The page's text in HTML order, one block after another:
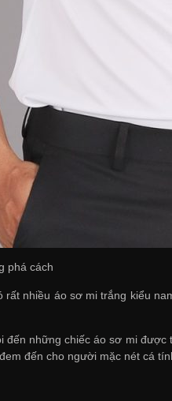
phá cách
nhiều áo sơ mi trắng kiểu
đến những chiếc áo sơ mi
đến cho người mặc nét cá